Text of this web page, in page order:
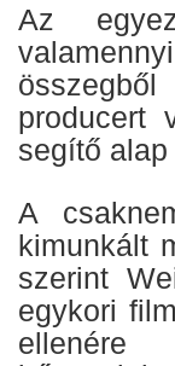
Az
producert
segítő
A
kimunkált
szerint
egykori